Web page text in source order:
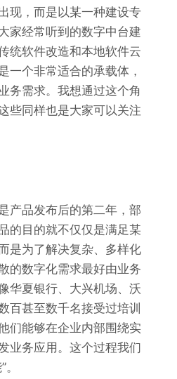
现，而是以某一种建设专
家经常听到的数字中台建
统软件改造和本地软件云
一个非常适合的承载体，
务需求。我想通过这个角
些同样也是大家可以关注
产品发布后的第二年，部
的目的就不仅仅是满足某
是为了解决复杂、多样化
的数字化需求最好由业务
华夏银行、大兴机场、沃
百甚至数千名接受过培训
们能够在企业内部围绕实
业务应用。这个过程我们